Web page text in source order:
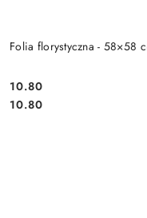
Folia florystyczna - 58×58
Cena:
10.80
Cena:
10.80